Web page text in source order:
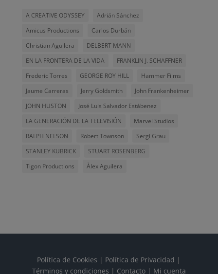
A CREATIVE ODYSSEY
Adrián Sánchez
Amicus Productions
Carlos Durbán
Christian Aguilera
DELBERT MANN
EN LA FRONTERA DE LA VIDA
FRANKLIN J. SCHAFFNER
Frederic Torres
GEORGE ROY HILL
Hammer Films
Jaume Carreras
Jerry Goldsmith
John Frankenheimer
JOHN HUSTON
José Luis Salvador Estábenez
LA GENERACIÓN DE LA TELEVISIÓN
Marvel Studios
RALPH NELSON
Robert Townson
Sergi Grau
STANLEY KUBRICK
STUART ROSENBERG
Tigon Productions
Àlex Aguilera
Política de Cookies | Política de Privacidad |
Términos y condiciones | Contacto| Mi cuenta